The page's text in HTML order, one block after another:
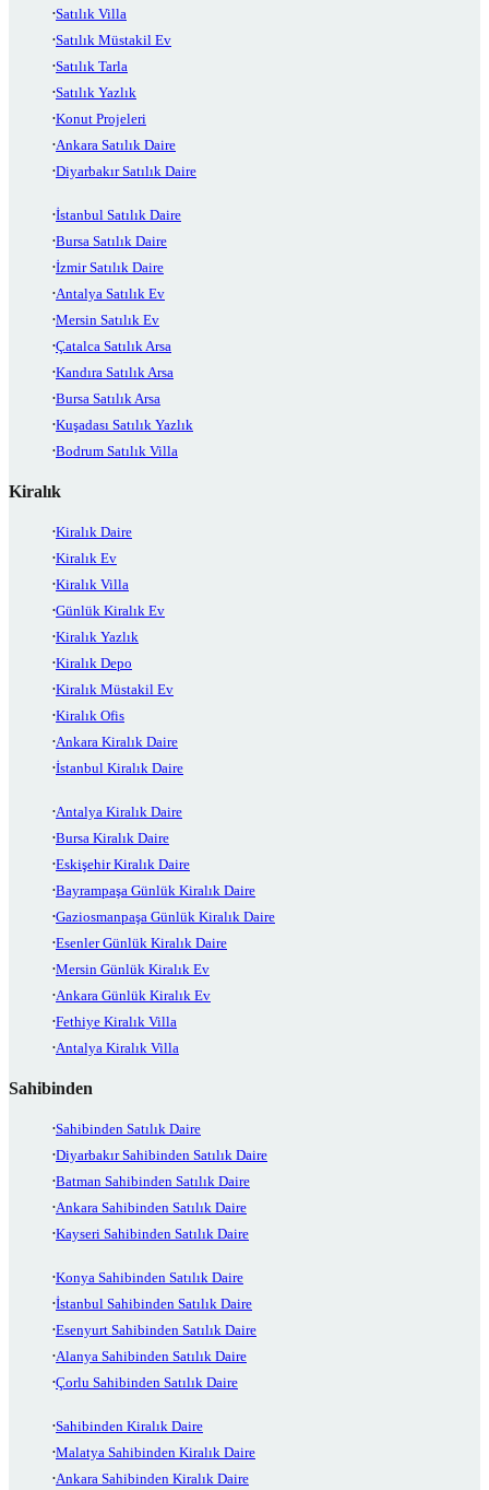
Satılık Villa
Satılık Müstakil Ev
Satılık Tarla
Satılık Yazlık
Konut Projeleri
Ankara Satılık Daire
Diyarbakır Satılık Daire
İstanbul Satılık Daire
Bursa Satılık Daire
İzmir Satılık Daire
Antalya Satılık Ev
Mersin Satılık Ev
Çatalca Satılık Arsa
Kandıra Satılık Arsa
Bursa Satılık Arsa
Kuşadası Satılık Yazlık
Bodrum Satılık Villa
Kiralık
Kiralık Daire
Kiralık Ev
Kiralık Villa
Günlük Kiralık Ev
Kiralık Yazlık
Kiralık Depo
Kiralık Müstakil Ev
Kiralık Ofis
Ankara Kiralık Daire
İstanbul Kiralık Daire
Antalya Kiralık Daire
Bursa Kiralık Daire
Eskişehir Kiralık Daire
Bayrampaşa Günlük Kiralık Daire
Gaziosmanpaşa Günlük Kiralık Daire
Esenler Günlük Kiralık Daire
Mersin Günlük Kiralık Ev
Ankara Günlük Kiralık Ev
Fethiye Kiralık Villa
Antalya Kiralık Villa
Sahibinden
Sahibinden Satılık Daire
Diyarbakır Sahibinden Satılık Daire
Batman Sahibinden Satılık Daire
Ankara Sahibinden Satılık Daire
Kayseri Sahibinden Satılık Daire
Konya Sahibinden Satılık Daire
İstanbul Sahibinden Satılık Daire
Esenyurt Sahibinden Satılık Daire
Alanya Sahibinden Satılık Daire
Çorlu Sahibinden Satılık Daire
Sahibinden Kiralık Daire
Malatya Sahibinden Kiralık Daire
Ankara Sahibinden Kiralık Daire